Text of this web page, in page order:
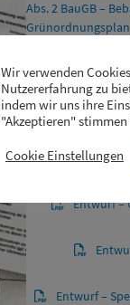
Abs. 2 BauGB –
Grünordnungsplan
Entwurf –
„Sandhöhe“
Entwurf
Entwurf –
Entwurf –
Wir verwenden
Nutzererfahrung zu
indem wir uns ihre
"Akzeptieren"
Cookie Einstellungen